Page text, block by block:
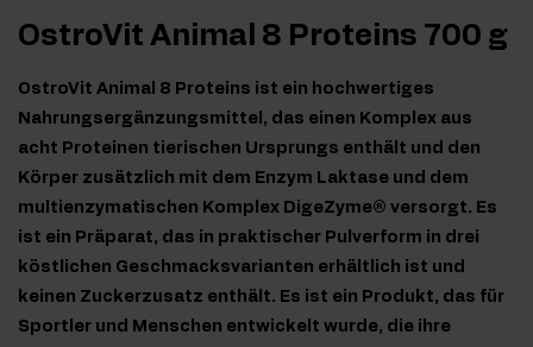
OstroVit Animal 8 Proteins 700 g
OstroVit Animal 8 Proteins ist ein hochwertiges
Nahrungsergänzungsmittel, das einen Komplex aus
acht Proteinen tierischen Ursprungs enthält und den
Körper zusätzlich mit dem Enzym Laktase und dem
multienzymatischen Komplex DigeZyme® versorgt. Es
ist ein Präparat, das in praktischer Pulverform in drei
köstlichen Geschmacksvarianten erhältlich ist und
keinen Zuckerzusatz enthält. Es ist ein Produkt, das für
Sportler und Menschen entwickelt wurde, die ihre